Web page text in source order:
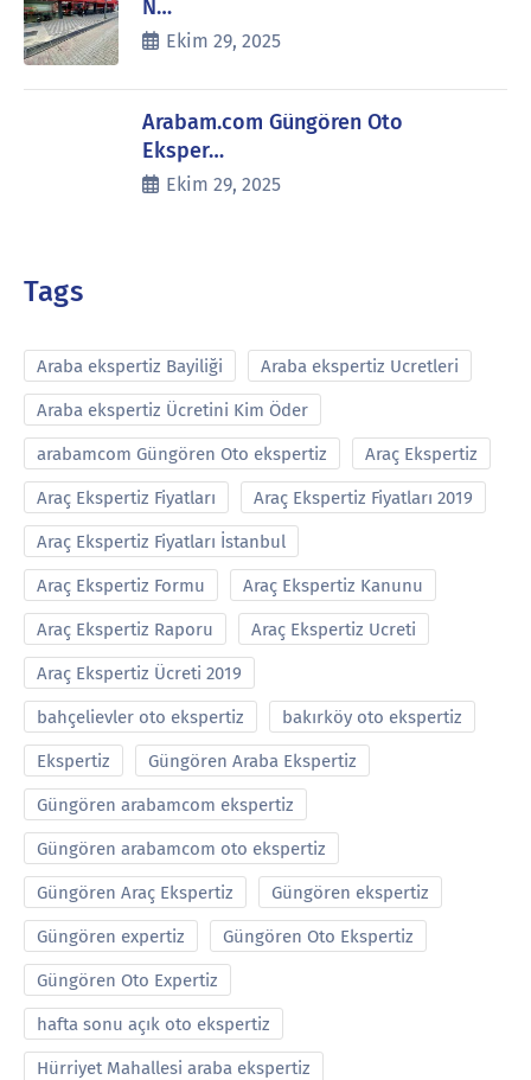
N…
Ekim 29, 2025
Arabam.com Güngören Oto
Eksper…
Ekim 29, 2025
Tags
Araba ekspertiz Bayiliği Araba ekspertiz Ucretleri
Araba ekspertiz Ücretini Kim Öder
arabamcom Güngören Oto ekspertiz Araç Ekspertiz
Araç Ekspertiz Fiyatları Araç Ekspertiz Fiyatları 2019
Araç Ekspertiz Fiyatları İstanbul
Araç Ekspertiz Formu Araç Ekspertiz Kanunu
Araç Ekspertiz Raporu Araç Ekspertiz Ucreti
Araç Ekspertiz Ücreti 2019
bahçelievler oto ekspertiz bakırköy oto ekspertiz
Ekspertiz Güngören Araba Ekspertiz
Güngören arabamcom ekspertiz
Güngören arabamcom oto ekspertiz
Güngören Araç Ekspertiz Güngören ekspertiz
Güngören expertiz Güngören Oto Ekspertiz
Güngören Oto Expertiz
hafta sonu açık oto ekspertiz
Hürriyet Mahallesi araba ekspertiz